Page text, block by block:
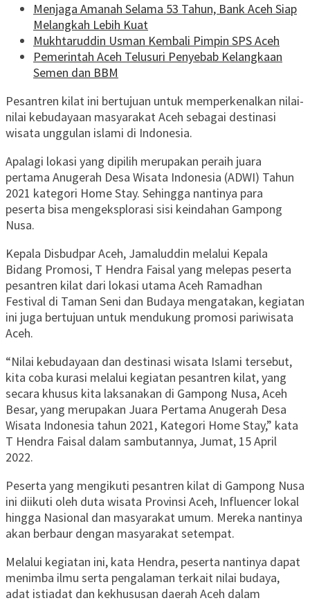
Menjaga Amanah Selama 53 Tahun, Bank Aceh Siap
Melangkah Lebih Kuat
Mukhtaruddin Usman Kembali Pimpin SPS Aceh
Pemerintah Aceh Telusuri Penyebab Kelangkaan
Semen dan BBM
Pesantren kilat ini bertujuan untuk memperkenalkan nilai-
nilai kebudayaan masyarakat Aceh sebagai destinasi
wisata unggulan islami di Indonesia.
Apalagi lokasi yang dipilih merupakan peraih juara
pertama Anugerah Desa Wisata Indonesia (ADWI) Tahun
2021 kategori Home Stay. Sehingga nantinya para
peserta bisa mengeksplorasi sisi keindahan Gampong
Nusa.
Kepala Disbudpar Aceh, Jamaluddin melalui Kepala
Bidang Promosi, T Hendra Faisal yang melepas peserta
pesantren kilat dari lokasi utama Aceh Ramadhan
Festival di Taman Seni dan Budaya mengatakan, kegiatan
ini juga bertujuan untuk mendukung promosi pariwisata
Aceh.
“Nilai kebudayaan dan destinasi wisata Islami tersebut,
kita coba kurasi melalui kegiatan pesantren kilat, yang
secara khusus kita laksanakan di Gampong Nusa, Aceh
Besar, yang merupakan Juara Pertama Anugerah Desa
Wisata Indonesia tahun 2021, Kategori Home Stay,” kata
T Hendra Faisal dalam sambutannya, Jumat, 15 April
2022.
Peserta yang mengikuti pesantren kilat di Gampong Nusa
ini diikuti oleh duta wisata Provinsi Aceh, Influencer lokal
hingga Nasional dan masyarakat umum. Mereka nantinya
akan berbaur dengan masyarakat setempat.
Melalui kegiatan ini, kata Hendra, peserta nantinya dapat
menimba ilmu serta pengalaman terkait nilai budaya,
adat istiadat dan kekhususan daerah Aceh dalam